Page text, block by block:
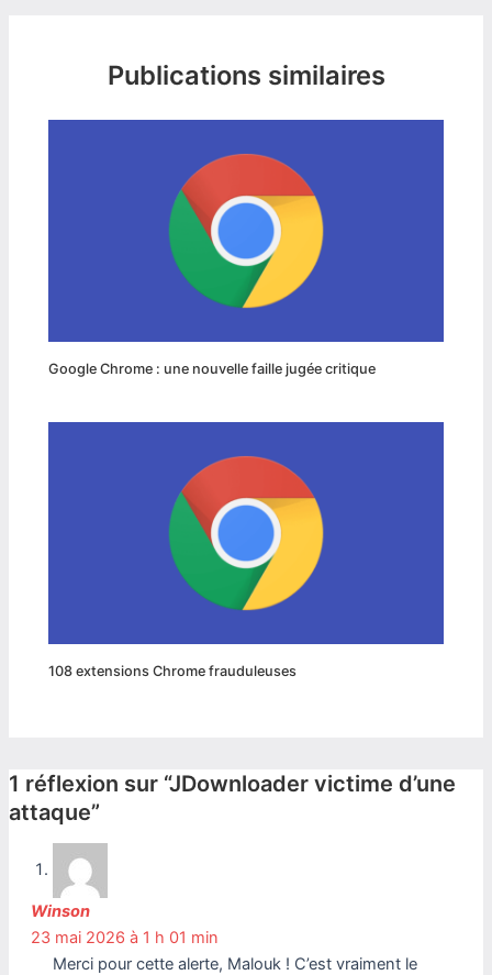
Publications similaires
Google Chrome : une nouvelle faille jugée critique
108 extensions Chrome frauduleuses
1 réflexion sur “JDownloader victime d’une
attaque”
Winson
23 mai 2026 à 1 h 01 min
Merci pour cette alerte, Malouk ! C’est vraiment le